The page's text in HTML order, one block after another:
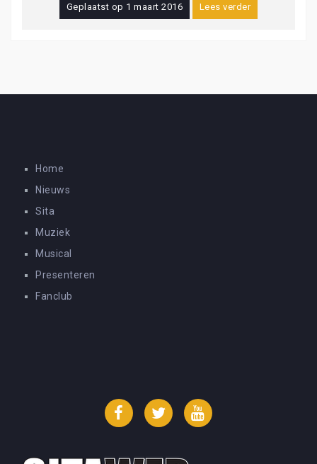
Geplaatst op 1 maart 2016 Lees verder
Home
Nieuws
Sita
Muziek
Musical
Presenteren
Fanclub
FacebookTwitter YouTube